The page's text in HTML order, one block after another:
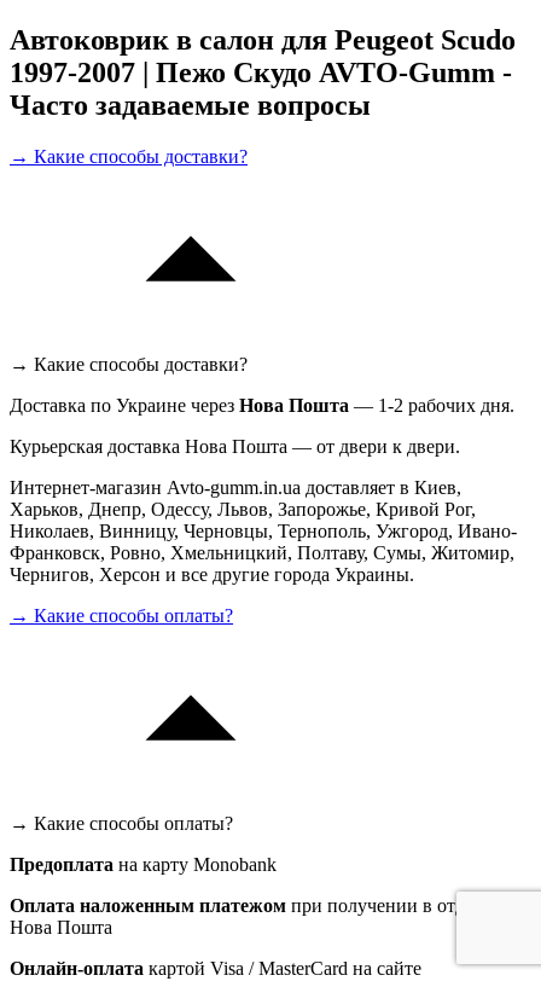
Автоковрик в салон для Peugeot Scudo
1997-2007 | Пежо Скудо AVTO-Gumm -
Часто задаваемые вопросы
→ Какие способы доставки?
→ Какие способы доставки?
Доставка по Украине через Нова Пошта — 1-2 рабочих дня.
Курьерская доставка Нова Пошта — от двери к двери.
Интернет-магазин Avto-gumm.in.ua доставляет в Киев,
Харьков, Днепр, Одессу, Львов, Запорожье, Кривой Рог,
Николаев, Винницу, Черновцы, Тернополь, Ужгород, Ивано-
Франковск, Ровно, Хмельницкий, Полтаву, Сумы, Житомир,
Чернигов, Херсон и все другие города Украины.
→ Какие способы оплаты?
→ Какие способы оплаты?
Предоплата на карту Monobank
Оплата наложенным платежом при получении в отделениях
Нова Пошта
Онлайн-оплата картой Visa / MasterCard на сайте